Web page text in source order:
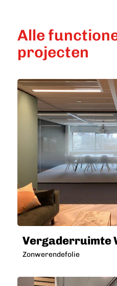
Alle
projecten
Vergaderruimte
Zonwerendefolie